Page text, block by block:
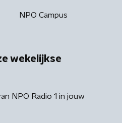
NPO Campus
wekelijkse
NPO Radio 1 in jouw